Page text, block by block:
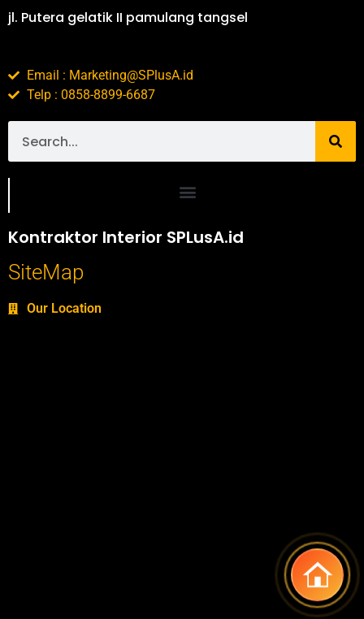
jl. Putera gelatik II pamulang tangsel
Email : Marketing@SPlusA.id
Telp : 0858-8899-6687
Kontraktor Interior SPLusA.id
SiteMap
Our Location